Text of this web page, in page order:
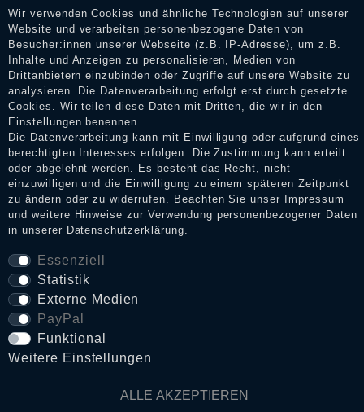
Dienstleistungen gar nicht erworben oder genutzt haben. Nach
Erhalt einer Benachrichtigungs-E-Mail können Händler die
Bewertungen verifizieren und über die erfolgte Verifizierung im
Shop informieren.
Impressum
Daten­schutz­erklärung
AGB
Widerrufs­recht
VERTRAG WIDERRUFEN
Wir verwenden Cookies und ähnliche Technologien auf unserer
Website und verarbeiten personenbezogene Daten von
Besucher:innen unserer Webseite (z.B. IP-Adresse), um z.B.
Inhalte und Anzeigen zu personalisieren, Medien von
Drittanbietern einzubinden oder Zugriffe auf unsere Website zu
analysieren. Die Datenverarbeitung erfolgt erst durch gesetzte
Cookies. Wir teilen diese Daten mit Dritten, die wir in den
Einstellungen benennen.
Die Datenverarbeitung kann mit Einwilligung oder aufgrund eines
berechtigten Interesses erfolgen. Die Zustimmung kann erteilt
oder abgelehnt werden. Es besteht das Recht, nicht
einzuwilligen und die Einwilligung zu einem späteren Zeitpunkt
zu ändern oder zu widerrufen. Beachten Sie unser
Impressum
und weitere Hinweise zur Verwendung personenbezogener Daten
in unserer Daten­schutz­erklärung.
Essenziell
Statistik
Externe Medien
PayPal
Funktional
Weitere Einstellungen
ALLE AKZEPTIEREN